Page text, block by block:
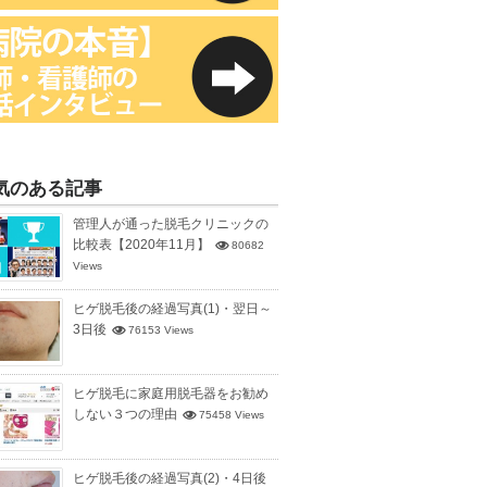
のある記事
管理人が通った脱毛クリニックの
比較表【2020年11月】
80682
Views
ヒゲ脱毛後の経過写真(1)・翌日～
3日後
76153 Views
ヒゲ脱毛に家庭用脱毛器をお勧め
しない３つの理由
75458 Views
ヒゲ脱毛後の経過写真(2)・4日後